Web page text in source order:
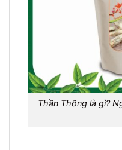
Thần Thông là gì?